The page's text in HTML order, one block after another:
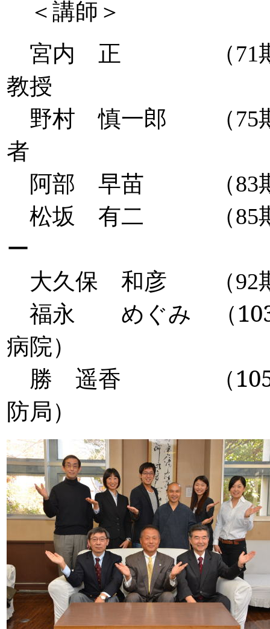
＜講師＞
宮内 正 （71
教授
野村 慎一郎 （75
者
阿部 早苗 （83
松坂 有二 （85
ー
大久保 和彦 （92
福永 めぐみ （
病院）
勝 遥香 （
防局）